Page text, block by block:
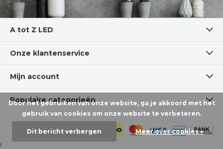
A tot Z LED
Onze klantenservice
Mijn account
Populaire categorieën
Door het gebruiken van onze website, ga je akkoord met het
gebruik van cookies om onze website te verbeteren.
Dit bericht verbergen Meer over cookies »
{